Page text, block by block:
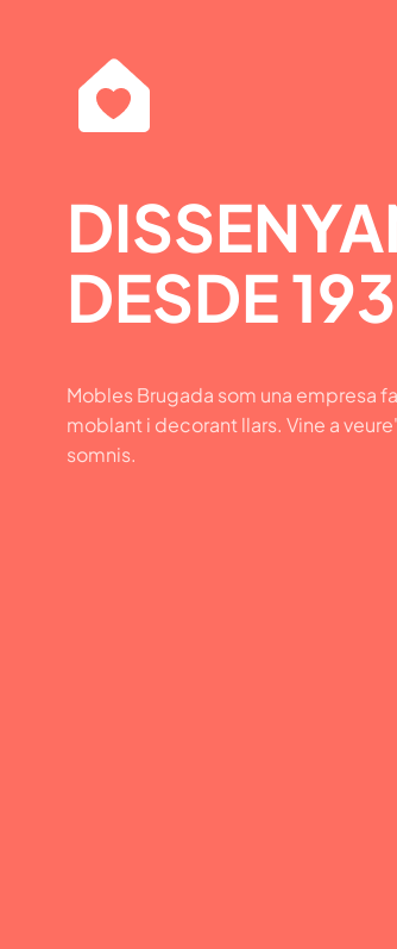
DESDE
Mobles Brugada som una empresa
moblant i decorant llars. Vine a
somnis.